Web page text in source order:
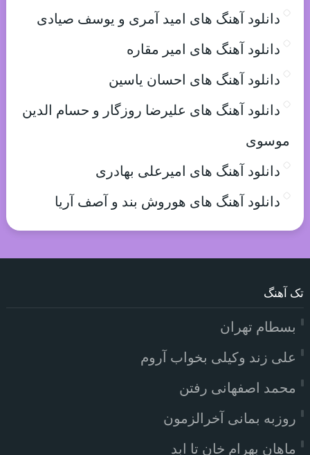
دانلود آهنگ های امید آمری و یوسف صیادی
دانلود آهنگ های امیر مقاره
دانلود آهنگ های احسان یاسین
دانلود آهنگ های علیرضا روزگار و حسام الدین
موسوی
دانلود آهنگ های امیرعلی بهادری
دانلود آهنگ های هوروش بند و آصف آریا
تک آهنگ
بسطام تهران
علی زند وکیلی بخواب آروم
محمد اصفهانی رفتن
روزبه بمانی آخرالزمون
ماهان بهرام خان تا ابد